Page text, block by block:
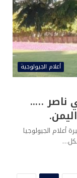
أعلام الجيولوجية
ناصر …..
أعلام الجيولوجيا